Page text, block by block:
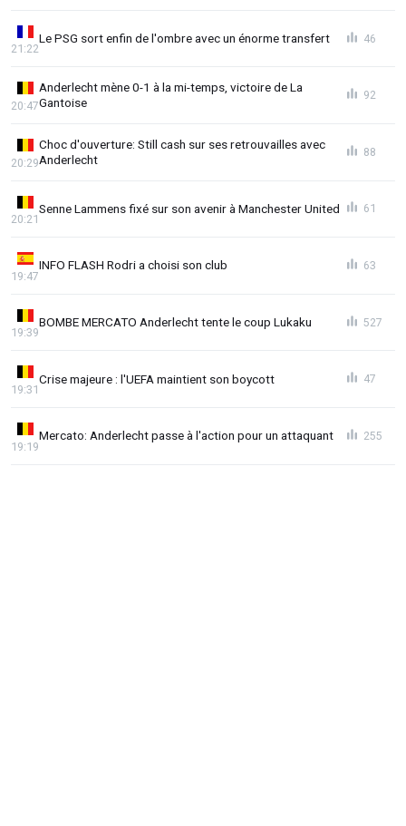
Le PSG sort enfin de l'ombre avec un énorme transfert
21:22
46
Anderlecht mène 0-1 à la mi-temps, victoire de La
Gantoise
20:47
92
Choc d'ouverture: Still cash sur ses retrouvailles avec
Anderlecht
20:29
88
Senne Lammens fixé sur son avenir à Manchester United
20:21
61
INFO FLASH Rodri a choisi son club
19:47
63
BOMBE MERCATO Anderlecht tente le coup Lukaku
19:39
527
Crise majeure : l'UEFA maintient son boycott
19:31
47
Mercato: Anderlecht passe à l'action pour un attaquant
19:19
255